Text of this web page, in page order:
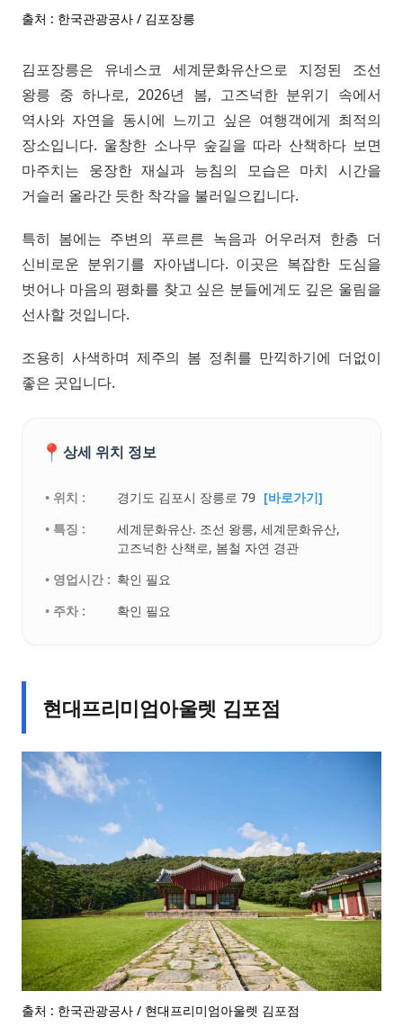
출처 : 한국관광공사 / 김포장릉
김포장릉은 유네스코 세계문화유산으로 지정된 조선
왕릉 중 하나로, 2026년 봄, 고즈넉한 분위기 속에서
역사와 자연을 동시에 느끼고 싶은 여행객에게 최적의
장소입니다. 울창한 소나무 숲길을 따라 산책하다 보면
마주치는 웅장한 재실과 능침의 모습은 마치 시간을
거슬러 올라간 듯한 착각을 불러일으킵니다.
특히 봄에는 주변의 푸르른 녹음과 어우러져 한층 더
신비로운 분위기를 자아냅니다. 이곳은 복잡한 도심을
벗어나 마음의 평화를 찾고 싶은 분들에게도 깊은 울림을
선사할 것입니다.
조용히 사색하며 제주의 봄 정취를 만끽하기에 더없이
좋은 곳입니다.
📍 상세 위치 정보
• 위치 : 경기도 김포시 장릉로 79 [바로가기]
• 특징 :
세계문화유산. 조선 왕릉, 세계문화유산,
고즈넉한 산책로, 봄철 자연 경관
• 영업시간 : 확인 필요
• 주차 :
확인 필요
현대프리미엄아울렛 김포점
출처 : 한국관광공사 / 현대프리미엄아울렛 김포점